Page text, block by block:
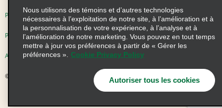
Emerald Club Avantages
Emerald Club Services
Perspectives de carrière
Politique sur les fichiers témoins
Pluriannuel d'accessibilité Choix de confidentialité
AdChoices
© 2026 Enterprise Holdings, Inc. Tous droits réservés
Nous utilisons des témoins et d’autres technologies
nécessaires à l’exploitation de notre site, à l’amélioration et à
la personnalisation de votre expérience, à l’analyse et à
l’amélioration de notre marketing. Vous pouvez en tout temps
mettre à jour vos préférences à partir de « Gérer les
préférences ».
Cookie Privacy Policy
Autoriser tous les cookies